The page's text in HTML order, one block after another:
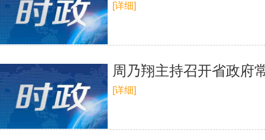
[详细]
周乃翔主持召开省政府
[详细]